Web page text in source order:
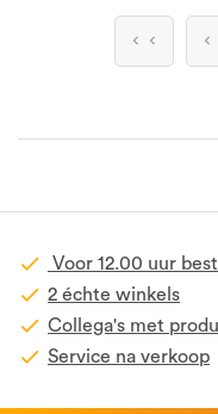
Voor 12.00 uur
2 échte winkels
Collega's met
Service na verkoop